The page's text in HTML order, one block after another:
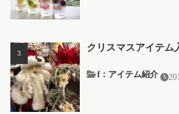
クリスマスアイテム
f：アイテム紹介